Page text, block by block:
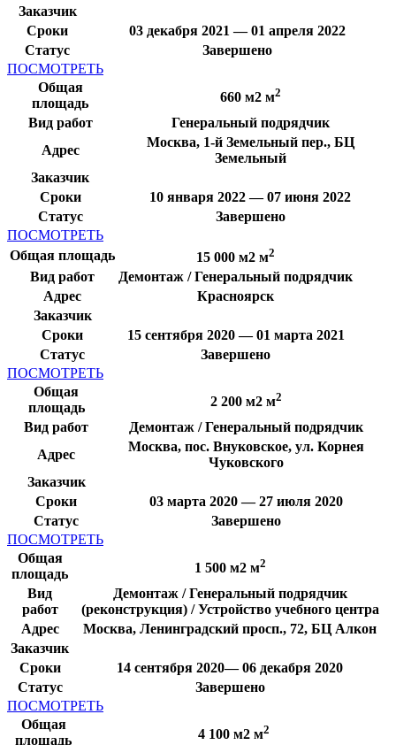
Заказчик
Сроки
03 декабря 2021 — 01 апреля 2022
Статус
Завершено
ПОСМОТРЕТЬ
Общая
площадь
660 м2 м2
Вид работ
Генеральный подрядчик
Адрес
Москва, 1-й Земельный пер., БЦ
Земельный
Заказчик
Сроки
10 января 2022 — 07 июня 2022
Статус
Завершено
ПОСМОТРЕТЬ
Общая площадь
15 000 м2 м2
Вид работ
Демонтаж / Генеральный подрядчик
Адрес
Красноярск
Заказчик
Сроки
15 сентября 2020 — 01 марта 2021
Статус
Завершено
ПОСМОТРЕТЬ
Общая
площадь
2 200 м2 м2
Вид работ
Демонтаж / Генеральный подрядчик
Адрес
Москва, пос. Внуковское, ул. Корнея
Чуковского
Заказчик
Сроки
03 марта 2020 — 27 июля 2020
Статус
Завершено
ПОСМОТРЕТЬ
Общая
площадь
1 500 м2 м2
Вид
работ
Демонтаж / Генеральный подрядчик
(реконструкция) / Устройство учебного центра
Адрес
Москва, Ленинградский просп., 72, БЦ Алкон
Заказчик
Сроки
14 сентября 2020— 06 декабря 2020
Статус
Завершено
ПОСМОТРЕТЬ
Общая
площадь
4 100 м2 м2